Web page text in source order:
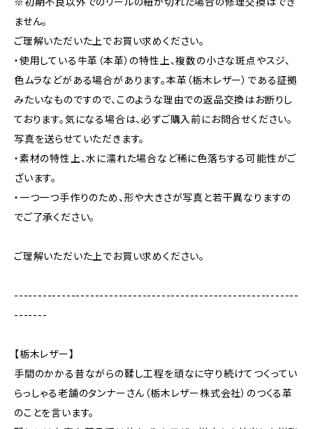
ません。
ご理解いただいた上でお買い求めください。
・使用している牛革（本革）の特性上、複数の小さな斑点やスジ、
色ムラなどがある場合があります。本革（栃木レザー）である証拠
みたいなものですので、このような理由での返品交換はお断りし
ております。気になる場合は、必ずご購入前にお問合せください。
写真を送らせていただきます。
・素材の特性上、水に濡れた場合など稀に色落ちする可能性がご
ざいます。
・一つ一つ手作りのため、形や大きさが写真と若干異なりますの
でご了承ください。
ご理解いただいた上でお買い求めください。
------------------------------------------------------------
-------
【栃木レザー】
手間のかかる昔ながらの鞣し工程を頑なに守り続けてつくってい
らっしゃる老舗のタンナーさん（栃木レザー株式会社）のつくる革
のことを言います。